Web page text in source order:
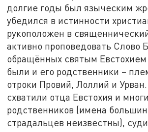
долгие годы был языческим
убедился в истинности
рукоположен в
активно проповедовать Слово
обращённых святым Евстохием
были и его родственники –
отроки Провий, Лоллий и
схватили отца Евстохия и
родственников (имена
страдальцев неизвестны),